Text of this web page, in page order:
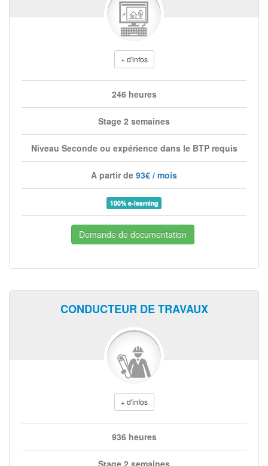
+ d'infos
246 heures
Stage 2 semaines
Niveau Seconde ou expérience dans le BTP requis
A partir de 93€ / mois
100% e-learning
Demande de documentation
CONDUCTEUR DE TRAVAUX
+ d'infos
936 heures
Stage 2 semaines